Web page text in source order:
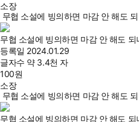
소장
무협 소설에 빙의하면 마감 안 해도
무협 소설에 빙의하면 마감 안 해도
등록일 2024.01.29
글자수 약 3.4천 자
100원
소장
무협 소설에 빙의하면 마감 안 해도
무협 소설에 빙의하면 마감 안 해도